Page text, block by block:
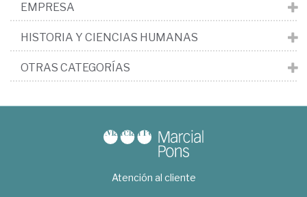
EMPRESA
HISTORIA Y CIENCIAS HUMANAS
OTRAS CATEGORÍAS
Atención al cliente